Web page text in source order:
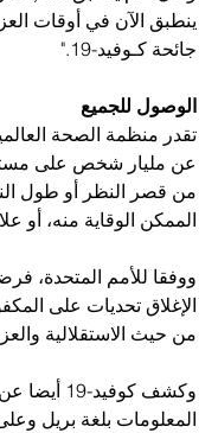
ينطبق الآن في أوقات
جائحة كـوفيد-19."
الوصول للجميع
تقدر منظمة الصحة
عن مليار شخص على
من قصر النظر أو طول
الممكن الوقاية منه، أو
ووفقا للأمم المتحدة،
الإغلاق تحديات على
من حيث الاستقلالية
وكشف كوفيد-
المعلومات بلغة بريل